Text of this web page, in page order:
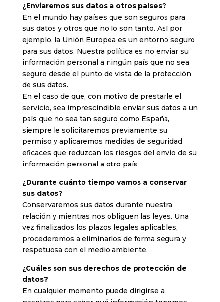
¿Enviaremos sus datos a otros países?
En el mundo hay países que son seguros para
sus datos y otros que no lo son tanto. Así por
ejemplo, la Unión Europea es un entorno seguro
para sus datos. Nuestra política es no enviar su
información personal a ningún país que no sea
seguro desde el punto de vista de la protección
de sus datos.
En el caso de que, con motivo de prestarle el
servicio, sea imprescindible enviar sus datos a un
país que no sea tan seguro como España,
siempre le solicitaremos previamente su
permiso y aplicaremos medidas de seguridad
eficaces que reduzcan los riesgos del envío de su
información personal a otro país.
¿Durante cuánto tiempo vamos a conservar
sus datos?
Conservaremos sus datos durante nuestra
relación y mientras nos obliguen las leyes. Una
vez finalizados los plazos legales aplicables,
procederemos a eliminarlos de forma segura y
respetuosa con el medio ambiente.
¿Cuáles son sus derechos de protección de
datos?
En cualquier momento puede dirigirse a